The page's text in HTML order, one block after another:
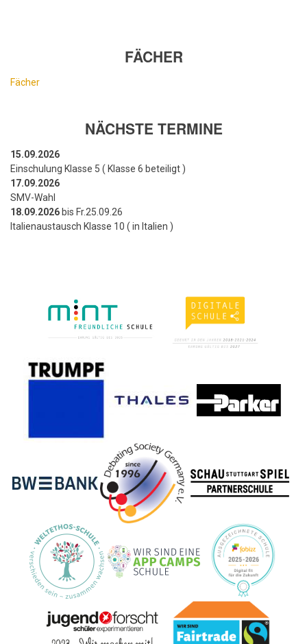
FÄCHER
Fächer
NÄCHSTE TERMINE
15.09.2026
Einschulung Klasse 5 ( Klasse 6 beteiligt )
17.09.2026
SMV-Wahl
18.09.2026 bis Fr.25.09.26
Italienaustausch Klasse 10 ( in Italien )